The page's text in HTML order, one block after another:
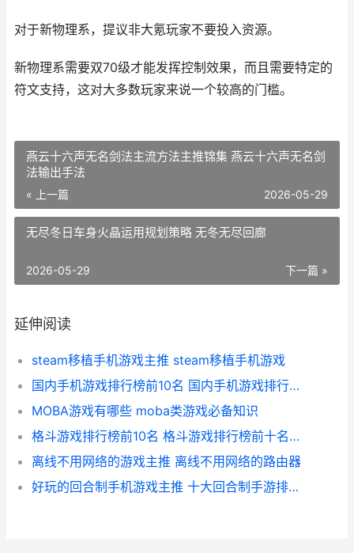
对于新物理系，提议非大氪玩家不要投入资源。
新物理系需要双70级才能发挥控制效果，而且需要特定的
符文支持，这对大多数玩家来说一个较高的门槛。
燕云十六声无名剑法主流方法主推锦集 燕云十六声无名剑
法输出手法
« 上一篇 2026-05-29
无尽冬日车身火晶运用规划策略 无冬无尽回廊
下一篇 »
2026-05-29
延伸阅读
steam移植手机游戏主推 steam移植手机游戏
国内手机游戏排行榜前10名 国内手机游戏排行榜前十名
MOBA游戏有哪些 moba类游戏必备知识
格斗游戏排行榜前10名 格斗游戏排行榜前十名人物图片
离线不用网络的游戏主推 离线不用网络的路由器
好玩的回合制手机游戏主推 十大回合制手游排行榜,一切装备靠打